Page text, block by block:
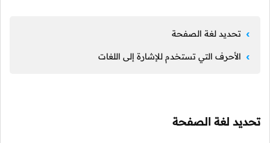
تحديد لغة الصفحة
الأحرف التي تستخدم للإشارة إلى اللغات
تحديد لغة الصفحة